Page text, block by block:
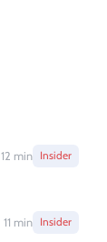
12 min Insider
11 min Insider